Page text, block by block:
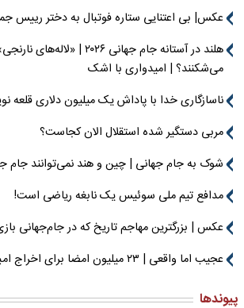
عکس| بی اعتنایی ستاره فوتبال به دختر رییس
هلند در آستانه جام جهانی ۲۰۲۶ |
می‌شکنند؟ | امیدواری با اشک
ناسازگاری خدا با پاداش یک میلیون دلاری قلعه
مربی دستگیر شده استقلال الان کجاست؟
شوک به جام جهانی | چین و هند نمی‌توانند جام
مدافع تیم ملی سوئیس یک نابغه ریاضی است!
عکس | بزرگترین مهاجم تاریخ که در جام‌جهانی
عجیب اما واقعی | ۲۳ میلیون امضا برای اخراج امباپه
پیوندها